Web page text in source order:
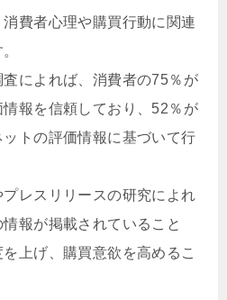
費者心理や購買行動に関連
によれば、消費者の75％が
報を信頼しており、52％が
トの評価情報に基づいて行
レスリリースの研究によれ
報が掲載されていること
上げ、購買意欲を高めるこ